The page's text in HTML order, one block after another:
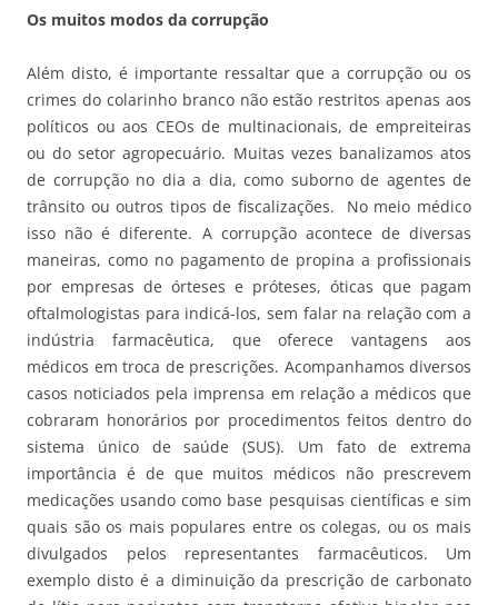
Os muitos modos da corrupção
Além disto, é importante ressaltar que a corrupção ou os
crimes do colarinho branco não estão restritos apenas aos
políticos ou aos CEOs de multinacionais, de empreiteiras
ou do setor agropecuário. Muitas vezes banalizamos atos
de corrupção no dia a dia, como suborno de agentes de
trânsito ou outros tipos de fiscalizações. No meio médico
isso não é diferente. A corrupção acontece de diversas
maneiras, como no pagamento de propina a profissionais
por empresas de órteses e próteses, óticas que pagam
oftalmologistas para indicá-los, sem falar na relação com a
indústria farmacêutica, que oferece vantagens aos
médicos em troca de prescrições. Acompanhamos diversos
casos noticiados pela imprensa em relação a médicos que
cobraram honorários por procedimentos feitos dentro do
sistema único de saúde (SUS). Um fato de extrema
importância é de que muitos médicos não prescrevem
medicações usando como base pesquisas científicas e sim
quais são os mais populares entre os colegas, ou os mais
divulgados pelos representantes farmacêuticos. Um
exemplo disto é a diminuição da prescrição de carbonato